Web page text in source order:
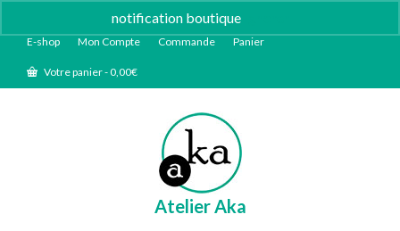
notification boutique
E-shop Mon Compte Commande Panier
Votre panier-0,00€
Atelier Aka